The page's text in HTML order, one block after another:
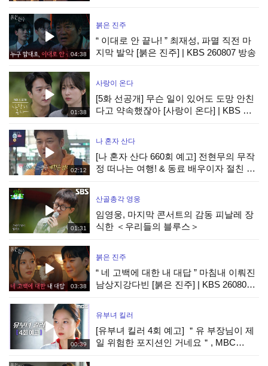
04:38
붉은 진주
“ 이대로 안 끝나! ” 최재성, 파멸 직전 마
지막 발악 [붉은 진주] | KBS 260807 방송
01:38
사랑이 온다
[5화 선공개] 무슨 일이 있어도 도망 안친
다고 약속했잖아 [사랑이 온다] | KBS 방
02:12
나 혼자 산다
[나 혼자 산다 660회 예고] 전현무의 무작
정 떠나는 여행! & 동료 배우이자 절친 현
01:31
산골총각 영웅
임영웅, 마지막 콘서트의 감동 피날레 장
식한 ＜우리들의 블루스＞
03:38
붉은 진주
“ 네 고백에 대한 내 대답 ” 마침내 이뤄진
남상지강다빈 [붉은 진주] | KBS 260807
00:39
유부녀 킬러
[유부녀 킬러 4회 예고] ＂유 부장님이 제
일 위험한 포지션인 거네요＂, MBC